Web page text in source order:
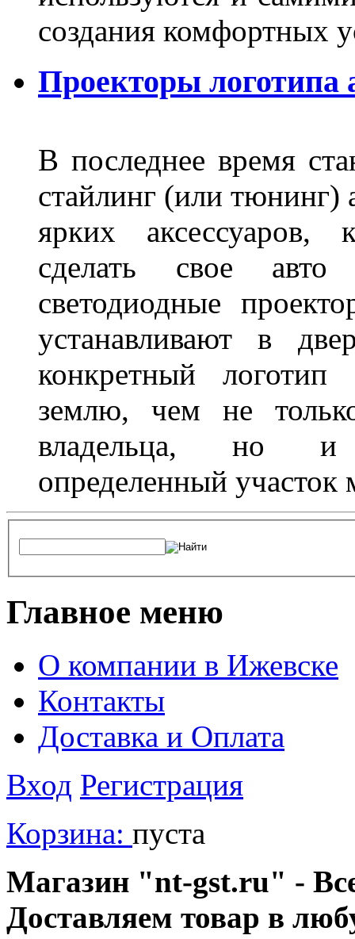
создания комфортных
Проекторы логотипа
В последнее время
стайлинг (или тюнинг)
ярких аксессуаров,
сделать свое
светодиодные
устанавливают в
конкретный логотип
землю, чем не
владельца, но и
определенный участок
Главное меню
О компании в Ижевске
Контакты
Доставка и Оплата
Вход Регистрация
Корзина: пуста
Магазин "nt-gst.ru" -
Доставляем товар в